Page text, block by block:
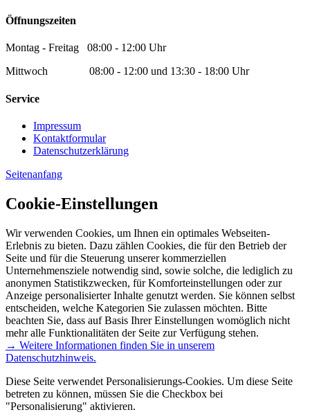
Öffnungszeiten
Montag - Freitag 08:00 - 12:00 Uhr
Mittwoch 08:00 - 12:00 und 13:30 - 18:00 Uhr
Service
Impressum
Kontaktformular
Datenschutzerklärung
Seitenanfang
Cookie-Einstellungen
Wir verwenden Cookies, um Ihnen ein optimales Webseiten-
Erlebnis zu bieten. Dazu zählen Cookies, die für den Betrieb der
Seite und für die Steuerung unserer kommerziellen
Unternehmensziele notwendig sind, sowie solche, die lediglich zu
anonymen Statistikzwecken, für Komforteinstellungen oder zur
Anzeige personalisierter Inhalte genutzt werden. Sie können selbst
entscheiden, welche Kategorien Sie zulassen möchten. Bitte
beachten Sie, dass auf Basis Ihrer Einstellungen womöglich nicht
mehr alle Funktionalitäten der Seite zur Verfügung stehen.
→ Weitere Informationen finden Sie in unserem
Datenschutzhinweis.
Diese Seite verwendet Personalisierungs-Cookies. Um diese Seite
betreten zu können, müssen Sie die Checkbox bei
"Personalisierung" aktivieren.